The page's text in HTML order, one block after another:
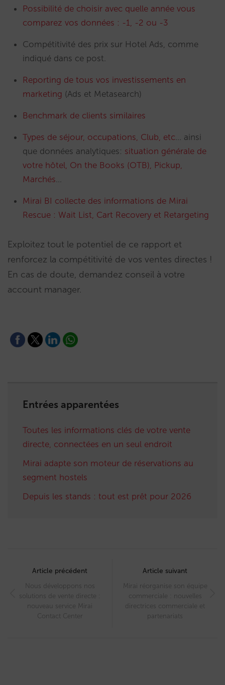
Possibilité de choisir avec quelle année vous
comparez vos données : -1, -2 ou -3
Compétitivité des prix sur Hotel Ads, comme
indiqué dans ce post.
Reporting de tous vos investissements en
marketing (Ads et Metasearch)
Benchmark de clients similaires
Types de séjour, occupations, Club, etc … ainsi
que données analytiques: situation générale de
votre hôtel, On the Books (OTB), Pickup,
Marchés
Mirai BI collecte des informations de Mirai
Rescue : Wait List, Cart Recovery et Retargeting
Exploitez tout le potentiel de ce rapport et
renforcez la compétitivité de vos ventes directes !
En cas de doute, demandez conseil à votre
account manager.
Entrées apparentées
Toutes les informations clés de votre vente
directe, connectées en un seul endroit
Mirai adapte son moteur de réservations au
segment hostels
Depuis les stands : tout est prêt pour 2026
navigation
Article précédent
Nous développons nos
solutions de vente directe :
nouveau service Mirai
Contact Center
Article suivant
Mirai réorganise son équipe
commerciale : nouvelles
directrices commerciale et
partenariats